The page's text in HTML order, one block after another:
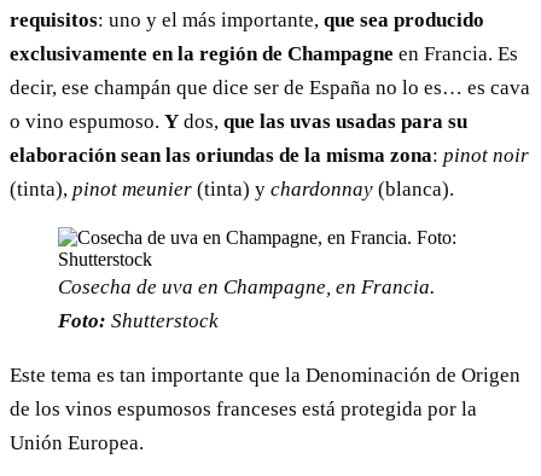
requisitos: uno y el más importante, que sea producido
exclusivamente en la región de Champagne en Francia. Es
decir, ese champán que dice ser de España no lo es… es cava
o vino espumoso. Y dos, que las uvas usadas para su
elaboración sean las oriundas de la misma zona: pinot noir
(tinta), pinot meunier (tinta) y chardonnay (blanca).
Cosecha de uva en Champagne, en Francia.
Foto: Shutterstock
Este tema es tan importante que la Denominación de Origen
de los vinos espumosos franceses está protegida por la
Unión Europea.